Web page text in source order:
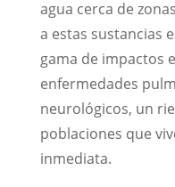
agua cerca de
a estas sustancias
gama de impactos
enfermedades
neurológicos, un
poblaciones que
inmediata.